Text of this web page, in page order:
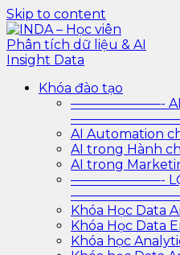
Skip to content
INDA – Học viên Phân
INDA – Học viện Đào tạo
sâu cho ngành ngân hàng
và doanh nghiệp với các
lộ trình với AI
Khóa đào tạo
———————- AI
AI Automation
AI trong Hành
AI trong
———————- LỘ
Khóa Học Data
Khóa Học Data
Khóa học